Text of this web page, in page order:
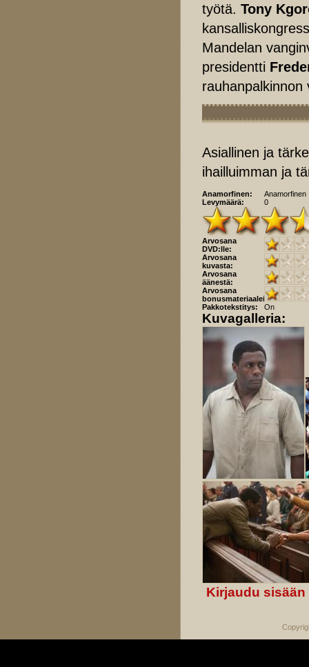
työtä. Tony
Mandelan
presidentti
rauhanpalkinnon
Asiallinen ja
ihailluimman ja
Anamorfinen:
Anamorfinen
Levymäärä:
0
Arvosana
DVD:lle:
Arvosana
kuvasta:
Arvosana
äänestä:
Arvosana
bonusmateriaaleista:
Pakkotekstitys:
On
Kuvagalleria:
Kirjaudu sisään